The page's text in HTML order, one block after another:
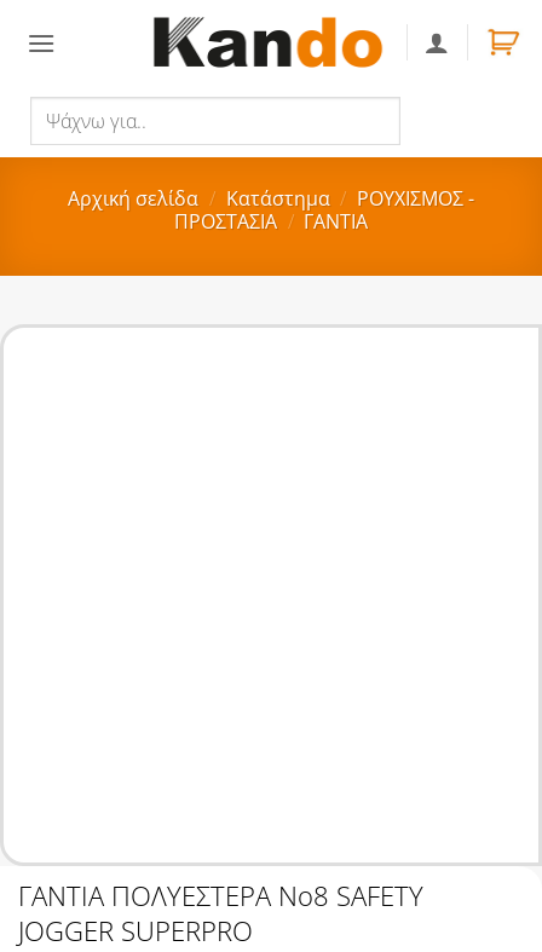
για..
Αρχική σελίδα / Κατάστημα / ΡΟΥΧΙΣΜΟΣ -
ΠΡΟΣΤΑΣΙΑ / ΓΑΝΤΙΑ
ΓΑΝΤΙΑ ΠΟΛΥΕΣΤΕΡΑ No8 SAFETY
JOGGER SUPERPRO